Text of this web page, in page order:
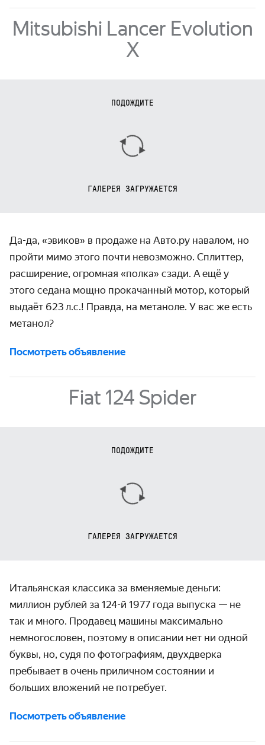
Mitsubishi Lancer Evolution
X
ПОДОЖДИТЕ
ГАЛЕРЕЯ ЗАГРУЖАЕТСЯ
Да-да, «эвиков» в продаже на Авто.ру навалом, но
пройти мимо этого почти невозможно. Сплиттер,
расширение, огромная «полка» сзади. А ещё у
этого седана мощно прокачанный мотор, который
выдаёт 623 л.с.! Правда, на метаноле. У вас же есть
метанол?
Посмотреть объявление
Fiat 124 Spider
ПОДОЖДИТЕ
ГАЛЕРЕЯ ЗАГРУЖАЕТСЯ
Итальянская классика за вменяемые деньги:
миллион рублей за 124-й 1977 года выпуска — не
так и много. Продавец машины максимально
немного­словен, поэтому в описании нет ни одной
буквы, но, судя по фото­графиям, двухдверка
пребывает в очень приличном состоянии и
больших вложений не потребует.
Посмотреть объявление